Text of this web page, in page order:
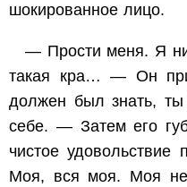
шокированное лицо.
— Прости меня. Я
такая кра… — Он
должен был знать, ты
себе. — Затем его
чистое
Моя, вся моя. Моя